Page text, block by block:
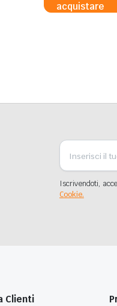
acquistare
Iscrivendoti,
Cookie.
Clienti